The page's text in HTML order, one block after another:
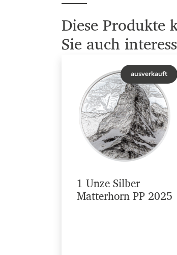
Diese Produkte
Sie auch
ausverkauft
1 Unze Silber
Matterhorn PP 2025